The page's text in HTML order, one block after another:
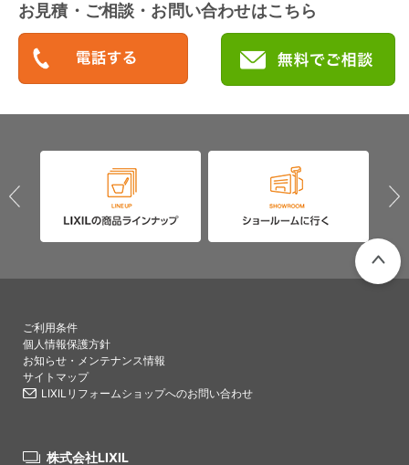
お見積・ご相談・お問い合わせはこちら
ご利用条件
個人情報保護方針
お知らせ・メンテナンス情報
サイトマップ
LIXILリフォームショップへのお問い合わせ
株式会社LIXIL